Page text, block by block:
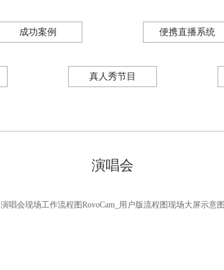
成功案例 便携直播系统
真人秀节目
演唱会
演唱会现场工作流程图RovoCam_用户版流程图现场大屏示意图